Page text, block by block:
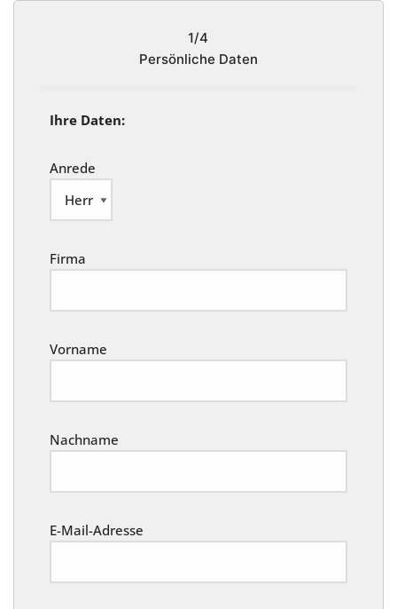
1/4
Persönliche Daten
Ihre Daten:
Anrede
Firma
Vorname
Nachname
E-Mail-Adresse